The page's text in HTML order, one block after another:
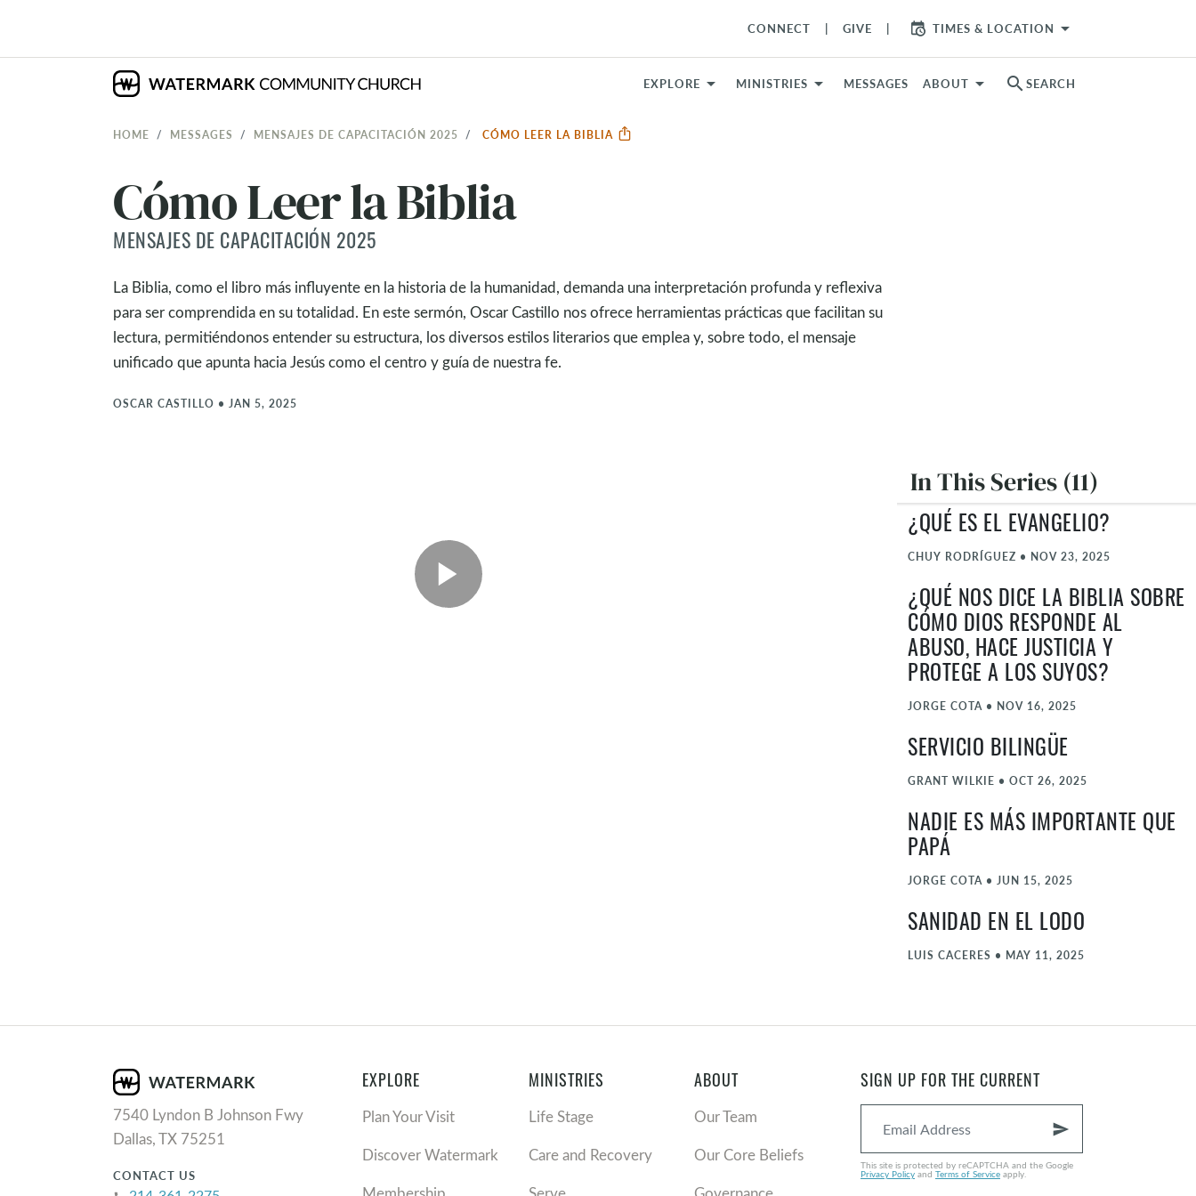
CONNECT GIVE TIMES & LOCATION arrow_drop_down
EXPLORE MINISTRIES MESSAGES ABOUT search SEARCH
HOME MESSAGES MENSAJES DE CAPACITACIÓN 2025 CÓMO LEER LA BIBLIA
Cómo Leer la Biblia
MENSAJES DE CAPACITACIÓN 2025
La Biblia, como el libro más influyente en la historia de la humanidad, demanda una interpretación profunda y reflexiva
para ser comprendida en su totalidad. En este sermón, Oscar Castillo nos ofrece herramientas prácticas que facilitan su
lectura, permitiéndonos entender su estructura, los diversos estilos literarios que emplea y, sobre todo, el mensaje
unificado que apunta hacia Jesús como el centro y guía de nuestra fe.
OSCAR CASTILLO • JAN 5, 2025
In This Series (11)
¿QUÉ ES EL EVANGELIO?
CHUY RODRÍGUEZ • NOV 23, 2025
¿QUÉ NOS DICE LA BIBLIA SOBRE
CÓMO DIOS RESPONDE AL
ABUSO, HACE JUSTICIA Y
PROTEGE A LOS SUYOS?
JORGE COTA • NOV 16, 2025
SERVICIO BILINGÜE
GRANT WILKIE • OCT 26, 2025
NADIE ES MÁS IMPORTANTE QUE
PAPÁ
JORGE COTA • JUN 15, 2025
SANIDAD EN EL LODO
LUIS CACERES • MAY 11, 2025
MARK, NOT A MESS | DEJA UNA
DESASTRE
JOHN COX•APR 27, 2025
UN RELATO DE DOS TUMBAS
JORGE COTA•APR 20, 2025
7540 Lyndon B Johnson Fwy
Dallas, TX 75251
CONTACT US
EXPLORE
Plan Your Visit
Discover Watermark
MINISTRIES
Life Stage
Care and Recovery
ABOUT
Our Team
Our Core Beliefs
SIGN UP FOR THE CURRENT
send
This site is protected by reCAPTCHA and the Google
Privacy Policyand Terms of Serviceapply.